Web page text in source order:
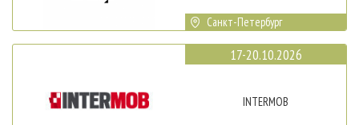
Санкт-Петербург
17-20.10.2026
INTERMOB